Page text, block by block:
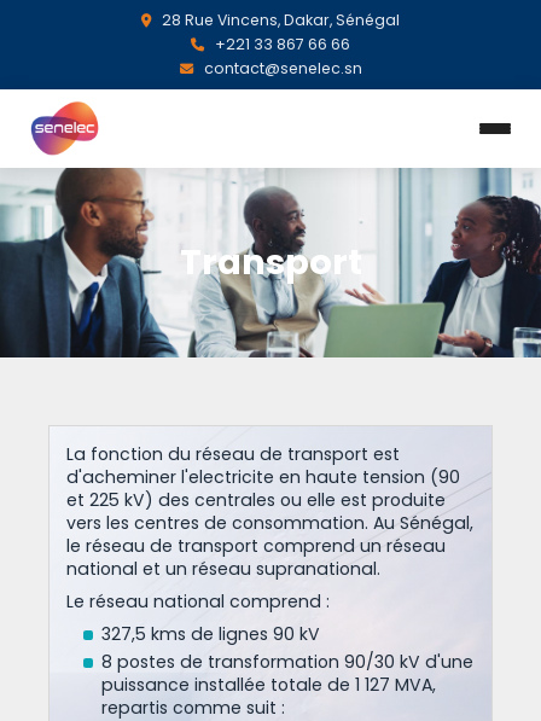
28 Rue Vincens, Dakar, Sénégal
+221 33 867 66 66
contact@senelec.sn
Transport
La fonction du réseau de transport est
d'acheminer l'electricite en haute tension (90
et 225 kV) des centrales ou elle est produite
vers les centres de consommation. Au Sénégal,
le réseau de transport comprend un réseau
national et un réseau supranational.
Le réseau national comprend :
327,5 kms de lignes 90 kV
8 postes de transformation 90/30 kV d'une
puissance installée totale de 1 127 MVA,
repartis comme suit :